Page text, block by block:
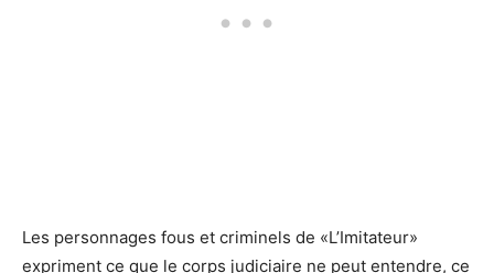
Les personnages fous et criminels de «L’Imitateur»
expriment ce que le corps judiciaire ne peut entendre, ce